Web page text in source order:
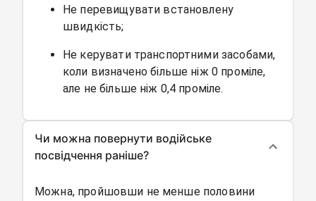
Не перевищувати встановлену
швидкість;
Не керувати транспортними засобами,
коли визначено більше ніж 0 проміле,
але не більше ніж 0,4 проміле.
Чи можна повернути водійське
посвідчення раніше?
Можна, пройшовши не менше половини